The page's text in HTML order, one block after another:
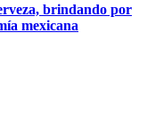
brindando por
mexicana